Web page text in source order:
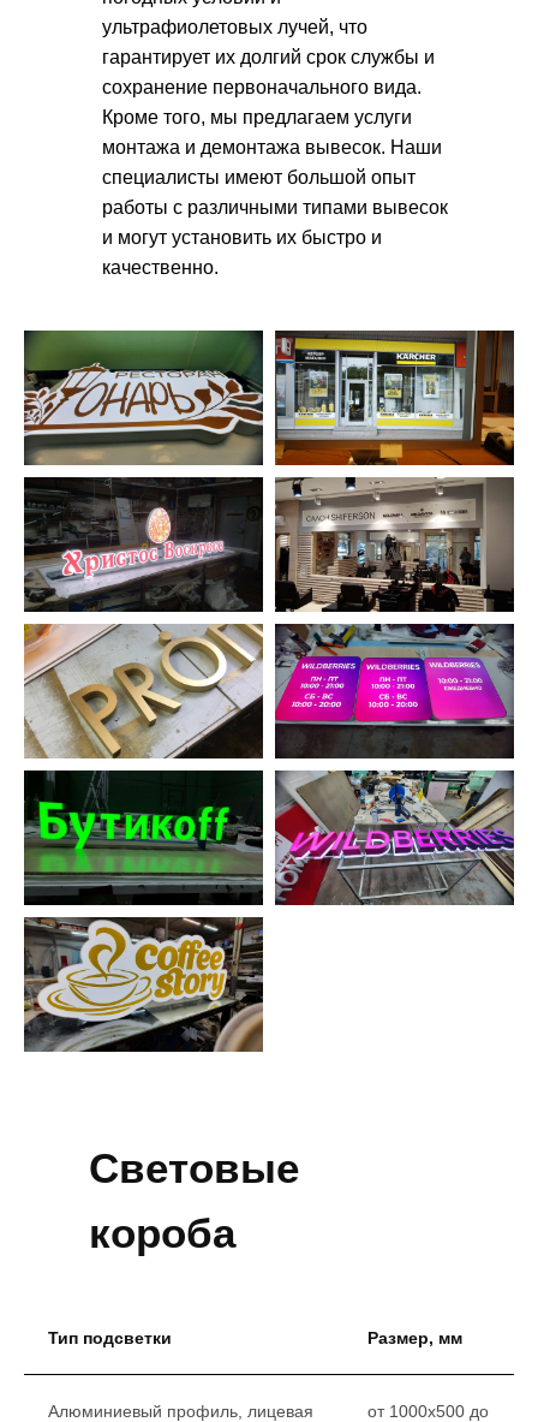
ультрафиолетовых лучей, что
гарантирует их долгий срок службы и
сохранение первоначального вида.
Кроме того, мы предлагаем услуги
монтажа и демонтажа вывесок. Наши
специалисты имеют большой опыт
работы с различными типами вывесок
и могут установить их быстро и
качественно.
Световые
короба
Тип подсветки Размер, мм
Алюминиевый профиль, лицевая
от 1000х500 до